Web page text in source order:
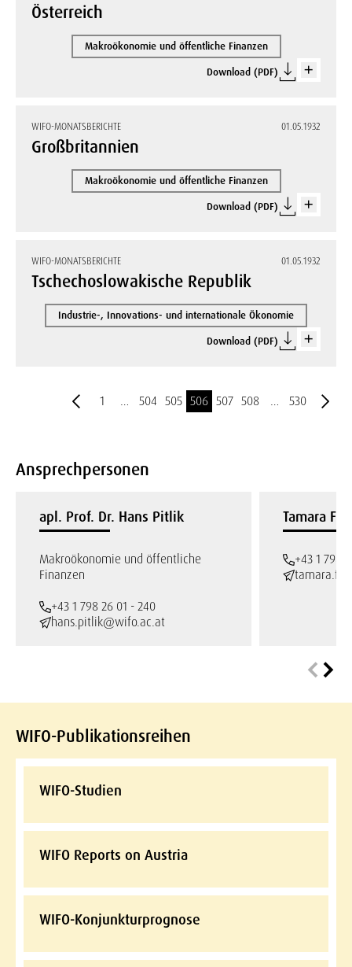
Österreich
Makroökonomie und öffentliche Finanzen
Download (PDF)
WIFO-MONATSBERICHTE 01.05.1932
Großbritannien
Makroökonomie und öffentliche Finanzen
Download (PDF)
WIFO-MONATSBERICHTE 01.05.1932
Tschechoslowakische Republik
Industrie-, Innovations- und internationale Ökonomie
Download (PDF)
1 … 504 505 506 507 508 … 530
Ansprechpersonen
apl. Prof. Dr. Hans Pitlik
Makroökonomie und öffentliche
Finanzen
+43 1 798 26 01 - 240
hans.pitlik@wifo.ac.at
Tamara
+43 1 798
WIFO-Publikationsreihen
WIFO-Studien
WIFO Reports on Austria
WIFO-Konjunkturprognose